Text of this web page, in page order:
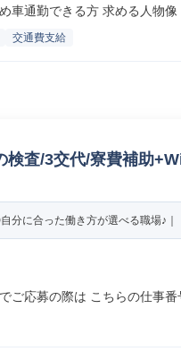
車通勤できる方 求める人物像
交通費支給
検査/3交代/寮費補助
分に合った働き方が選べる職場♪
ご応募の際は こちらの仕事番